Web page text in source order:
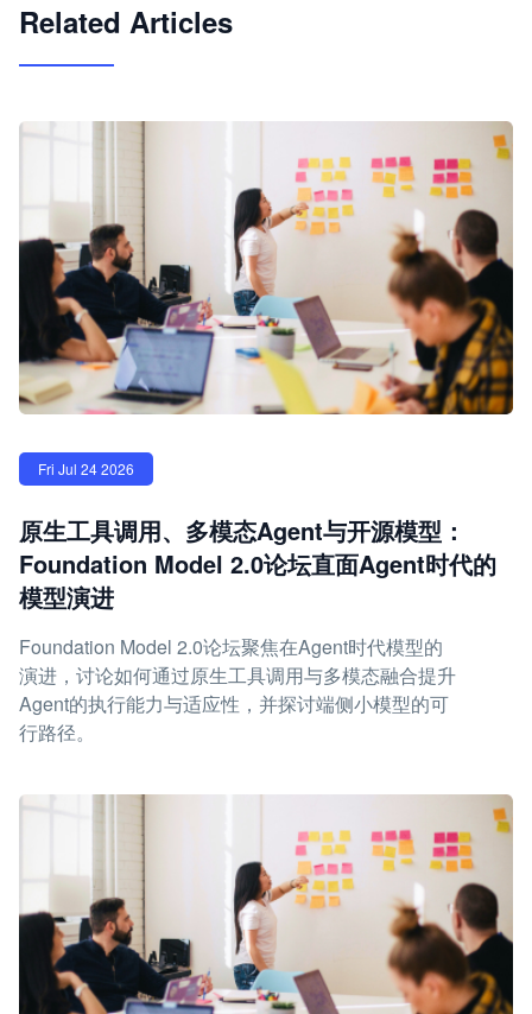
Related Articles
Fri Jul 24 2026
原生工具调用、多模态Agent与开源模型：
Foundation Model 2.0论坛直面Agent时代的
模型演进
Foundation Model 2.0论坛聚焦在Agent时代模型的
演进，讨论如何通过原生工具调用与多模态融合提升
Agent的执行能力与适应性，并探讨端侧小模型的可
行路径。